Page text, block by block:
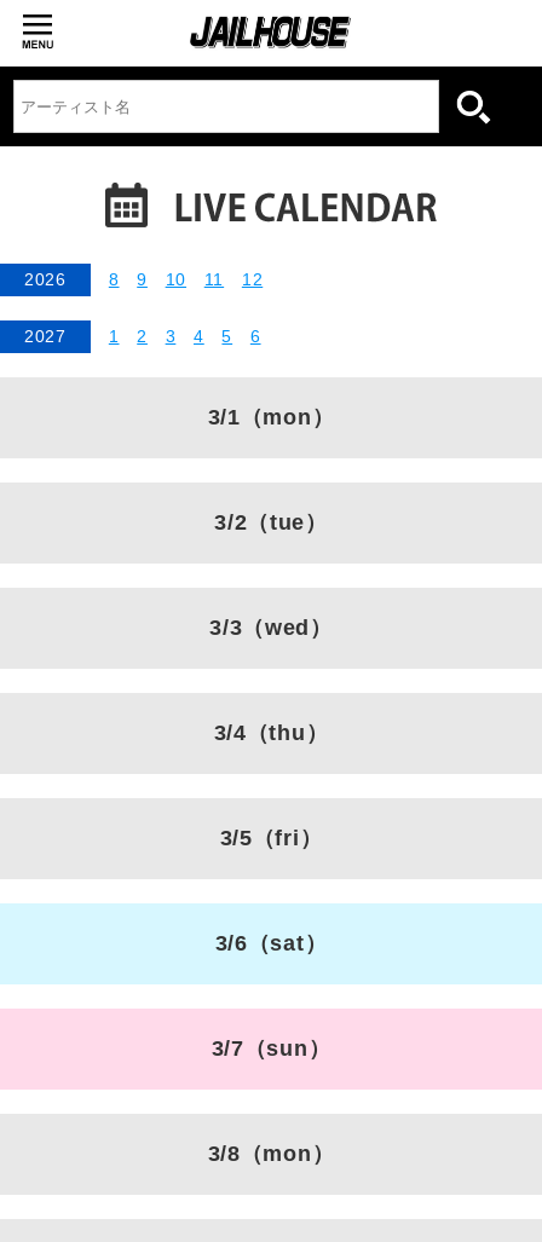
2026 8 9 10 11 12
2027 1 2 3 4 5 6
3/1 （mon）
3/2 （tue）
3/3 （wed）
3/4 （thu）
3/5 （fri）
3/6 （sat）
3/7 （sun）
3/8 （mon）